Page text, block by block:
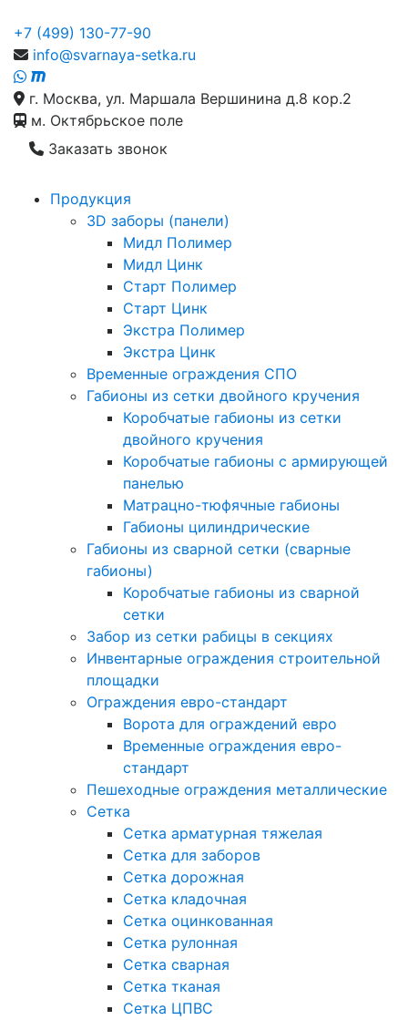
+7 (499) 130-77-90
info@svarnaya-setka.ru
г. Москва, ул. Маршала Вершинина д.8 кор.2
м. Октябрьское поле
Заказать звонок
Продукция
3D заборы (панели)
Мидл Полимер
Мидл Цинк
Старт Полимер
Старт Цинк
Экстра Полимер
Экстра Цинк
Временные ограждения СПО
Габионы из сетки двойного кручения
Коробчатые габионы из сетки
двойного кручения
Коробчатые габионы с армирующей
панелью
Матрацно-тюфячные габионы
Габионы цилиндрические
Габионы из сварной сетки (сварные
габионы)
Коробчатые габионы из сварной
сетки
Забор из сетки рабицы в секциях
Инвентарные ограждения строительной
площадки
Ограждения евро-стандарт
Ворота для ограждений евро
Временные ограждения евро-
стандарт
Пешеходные ограждения металлические
Сетка
Сетка арматурная тяжелая
Сетка для заборов
Сетка дорожная
Сетка кладочная
Сетка оцинкованная
Сетка рулонная
Сетка сварная
Сетка тканая
Сетка ЦПВС